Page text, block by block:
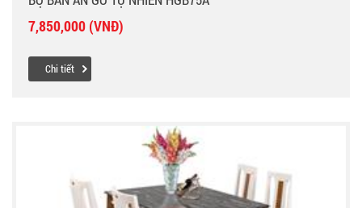
7,850,000 (VNĐ)
Chi tiết